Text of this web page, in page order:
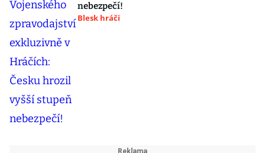
nebezpečí!
Blesk hráči